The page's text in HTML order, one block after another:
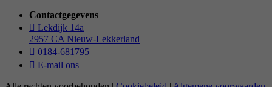
Contactgegevens
Lekdijk 14a
2957 CA Nieuw-Lekkerland
0184-681795
E-mail ons